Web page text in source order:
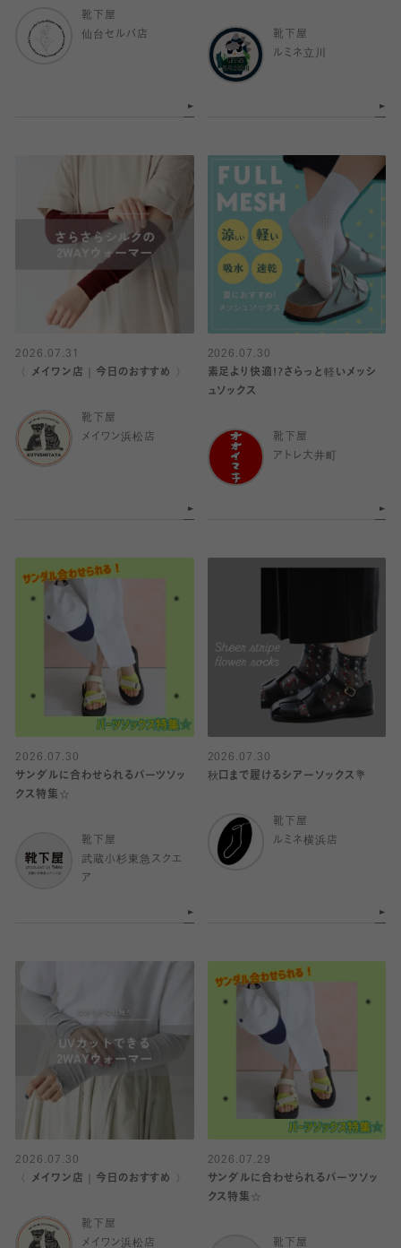
靴下屋
仙台セルバ店
靴下屋
ルミネ立川
2026.07.31
〈 メイワン店｜今日のおすすめ 〉
靴下屋
メイワン浜松店
2026.07.30
素足より快適!?さらっと軽いメッシ
ュソックス
靴下屋
アトレ大井町
2026.07.30
サンダルに合わせられるパーツソッ
クス特集☆
靴下屋
武蔵小杉東急スクエ
ア
2026.07.30
秋口まで履けるシアーソックス💐
靴下屋
ルミネ横浜店
2026.07.30
〈 メイワン店｜今日のおすすめ 〉
靴下屋
メイワン浜松店
2026.07.29
サンダルに合わせられるパーツソッ
クス特集☆
靴下屋